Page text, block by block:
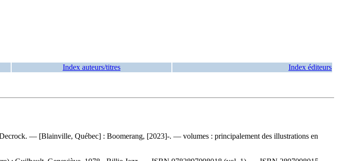
Index auteurs/titres Index éditeurs
— [Blainville, Québec] : Boomerang, [2023]-. — volumes : principalement des illustrations en